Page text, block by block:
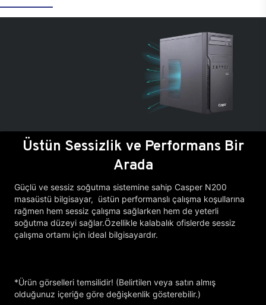
Üstün Sessizlik ve Performans Bir
Arada
Güçlü ve sessiz soğutma sistemine sahip Casper N200
masaüstü bilgisayar, üstün performanslı çalışma koşullarına
rağmen hem sessiz çalışma sağlarken hem de yeterli
soğutma düzeyi sağlar.Özellikle kalabalık ofislerde sessiz
çalışma ortamı için ideal bilgisayardır.
*Ürün görselleri temsilidir! (Belirtilen veya satın almış
olduğunuz içeriğe göre değişkenlik gösterebilir.)